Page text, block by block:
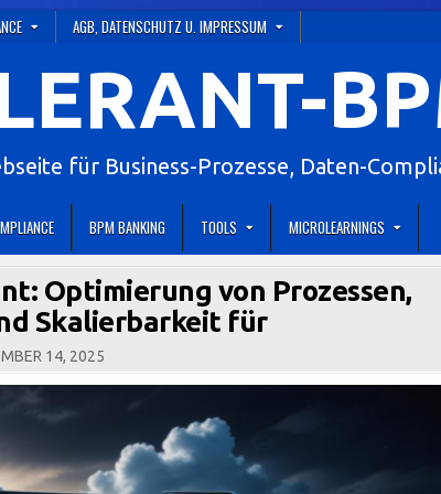
AGB, DATENSCHUTZ U. IMPRESSUM
für Business-Prozesse, Daten-
BPM BANKING TOOLS MICROLEARNINGS
Optimierung von Prozessen,
Skalierbarkeit für
14, 2025